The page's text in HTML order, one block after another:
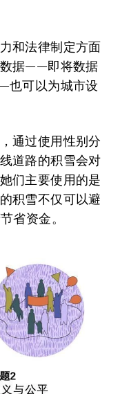
和法律制定方面
数据——即将数据
也可以为城市设
通过使用性别分
道路的积雪会对
们主要使用的是
积雪不仅可以避
省资金。